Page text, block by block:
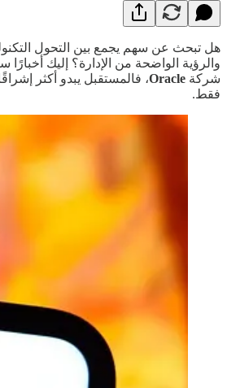
هل تبحث عن سهم يجمع بين التحول
والرؤية الواضحة من الإدارة؟ إليك
شركة Oracle، فالمستقبل يبدو أكثر
فقط.